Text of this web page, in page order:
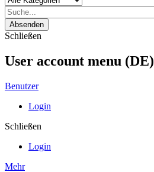
Absenden
Schließen
User account menu (DE)
Benutzer
Login
Schließen
Login
Mehr